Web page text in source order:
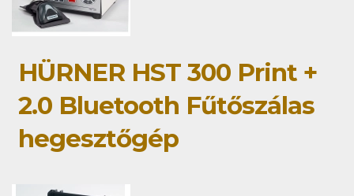
HÜRNER HST 300 Print +
2.0 Bluetooth Fűtőszálas
hegesztőgép